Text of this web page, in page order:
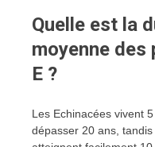
Quelle est la
moyenne des
E ?
Les Echinacées vivent
dépasser 20 ans,